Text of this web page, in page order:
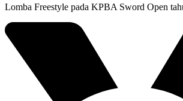
Lomba Freestyle pada KPBA Sword Open